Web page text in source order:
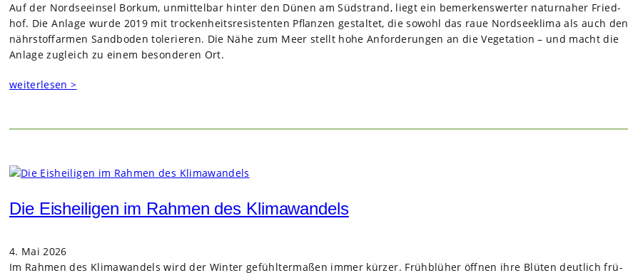
Auf der Nord­see­insel Bor­kum, unmit­tel­bar hin­ter den Dünen am Süd­strand, liegt ein bemer­kens­wer­ter natur­na­her Fried­
hof. Die Anlage wurde 2019 mit tro­cken­heits­re­sis­ten­ten Pflan­zen gestal­tet, die sowohl das raue Nord­see­klima als auch den
nähr­stoff­ar­men Sand­bo­den tole­rie­ren. Die Nähe zum Meer stellt hohe Anfor­de­run­gen an die Vege­ta­tion – und macht die
Anlage zugleich zu einem beson­de­ren Ort.
weiterlesen >
Die Eisheiligen im Rahmen des Klimawandels
4. Mai 2026
Im Rah­men des Kli­ma­wan­dels wird der Win­ter gefühl­ter­ma­ßen immer kür­zer. Früh­blü­her öff­nen ihre Blü­ten deut­lich frü­